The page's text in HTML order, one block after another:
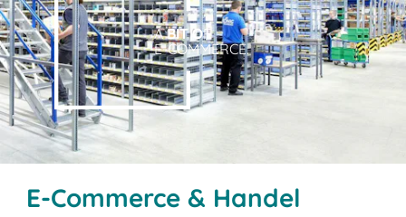
ABIT OF
E-COMMERCE.
E-Commerce & Handel